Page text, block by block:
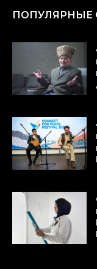
ПОПУЛЯРНЫЕ